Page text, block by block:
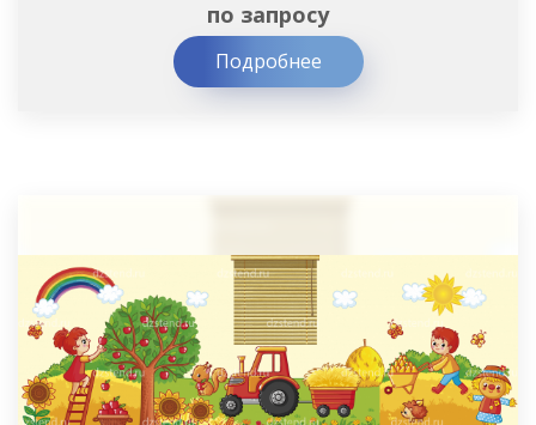
по запросу
Подробнее